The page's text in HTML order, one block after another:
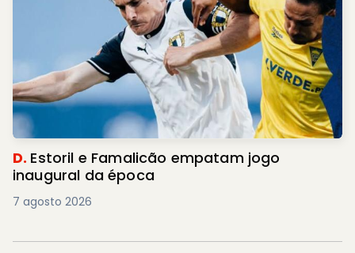
D. Estoril e Famalicão empatam jogo
inaugural da época
7 agosto 2026